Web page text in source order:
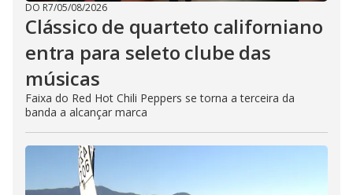
DO R7/05/08/2026
Clássico de quarteto californiano
entra para seleto clube das
músicas
Faixa do Red Hot Chili Peppers se torna a terceira da
banda a alcançar marca